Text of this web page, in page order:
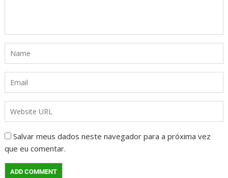
Salvar meus dados neste navegador para a próxima vez
que eu comentar.